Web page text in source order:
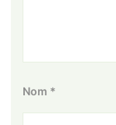
Nom *